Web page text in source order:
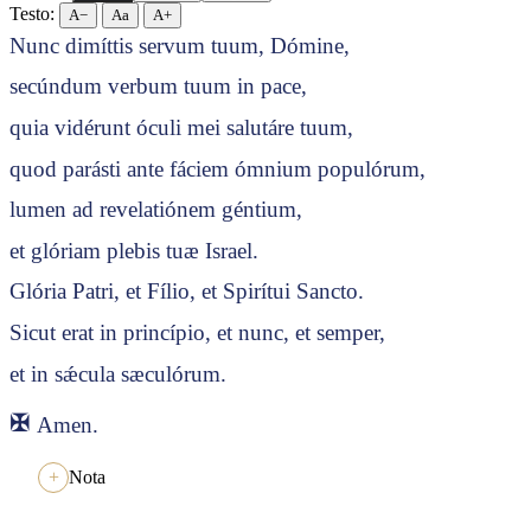
Testo: A− Aa A+
Nunc dimíttis servum tuum, Dómine,
secúndum verbum tuum in pace,
quia vidérunt óculi mei salutáre tuum,
quod parásti ante fáciem ómnium populórum,
lumen ad revelatiónem géntium,
et glóriam plebis tuæ Israel.
Glória Patri, et Fílio, et Spirítui Sancto.
Sicut erat in princípio, et nunc, et semper,
et in sǽcula sæculórum.
✠ Amen.
Nota